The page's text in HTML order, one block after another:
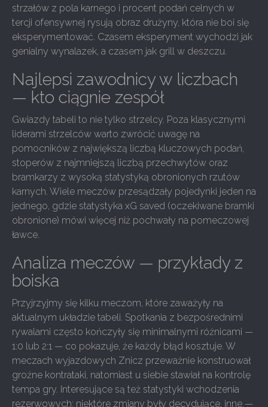
strzałów z pola karnego i procent podań celnych w
tercji ofensywnej rysują obraz drużyny, która nie boi się
eksperymentować. Czasem eksperyment wychodzi jak
genialny wynalazek, a czasem jak grill w deszczu.
Najlepsi zawodnicy w liczbach
— kto ciągnie zespół
Gwiazdy tabeli to nie tylko strzelcy. Poza klasycznymi
liderami strzelców warto zwrócić uwagę na
pomocników z największą liczbą kluczowych podań,
stoperów z najmniejszą liczbą przechwytów oraz
bramkarzy z wysoką statystyką obronionych rzutów
karnych. Wiele meczów przesądzały pojedynki jeden na
jednego, gdzie statystyka xG saved (oczekiwane bramki
obronione) mówi więcej niż pochwały na pomeczowej
ławce.
Analiza meczów — przykłady z
boiska
Przyjrzyjmy się kilku meczom, które zaważyły na
aktualnym układzie tabeli. Spotkania z bezpośrednimi
rywalami często kończyły się minimalnymi różnicami —
1:0 lub 2:1 — co pokazuje, że każdy błąd kosztuje. W
meczach wyjazdowych Znicz przeważnie konstruował
groźne kontrataki, natomiast u siebie stawiał na kontrolę
tempa gry. Interesujące są też statystyki wchodzenia
rezerwowych: niektóre zmiany były decydujące, inne —